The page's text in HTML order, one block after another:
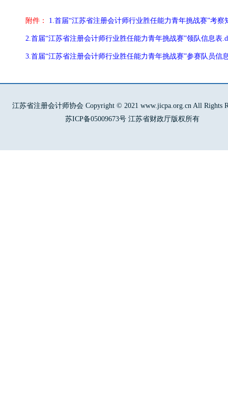
附件： 1.首届“江苏省注册会计师行业胜任能力青年挑战赛”考察
2.首届“江苏省注册会计师行业胜任能力青年挑战赛”领队信息表
3.首届“江苏省注册会计师行业胜任能力青年挑战赛”参赛队员信
江苏省注册会计师协会 Copyright © 2021 www.jicpa.org.cn All Rights
苏ICP备05009673号 江苏省财政厅版权所有